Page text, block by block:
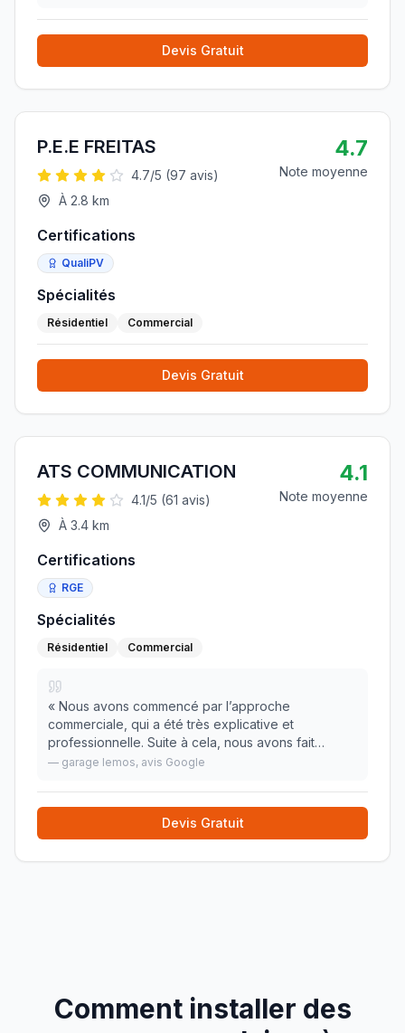
Devis Gratuit
P.E.E FREITAS
4.7/5 (97 avis)
À 2.8 km
4.7
Note moyenne
Certifications
QualiPV
Spécialités
Résidentiel Commercial
Devis Gratuit
ATS COMMUNICATION
4.1/5 (61 avis)
À 3.4 km
4.1
Note moyenne
Certifications
RGE
Spécialités
Résidentiel Commercial
« Nous avons commencé par l’approche
commerciale, qui a été très explicative et
professionnelle. Suite à cela, nous avons fait
installer Internet : un travail très propre réalisé par
tard, un n»
— garage lemos, avis Google
Devis Gratuit
Comment installer des